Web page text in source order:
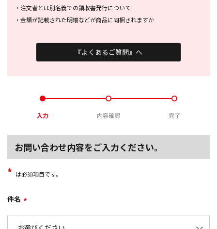
・ 注文者とは別名義での領収書発行について
・ 金額が記載された明細などが商品に同梱されますか
『よくあるご質問』へ
入力 内容確認 完了
お問い合わせ内容をご入力ください。
* は必須項目です。
件名 *